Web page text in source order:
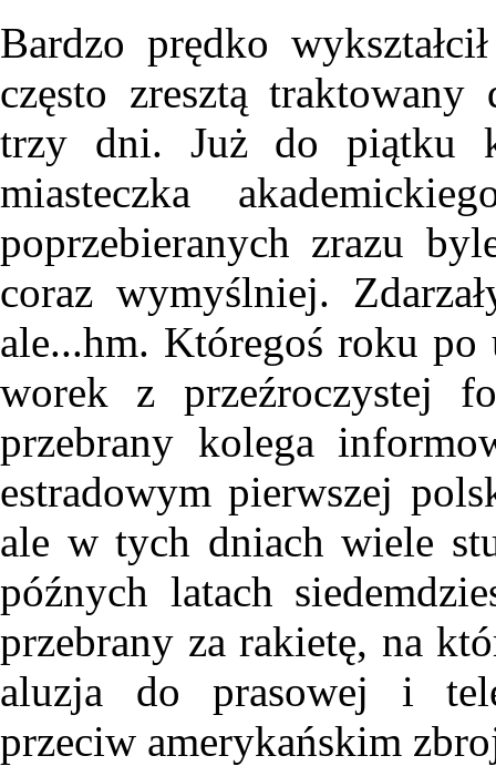
Bardzo prędko
często zresztą traktowany
trzy dni. Już do piątku
miasteczka
poprzebieranych zrazu
coraz wymyślniej.
ale...hm. Któregoś roku po
worek z przeźroczystej
przebrany kolega
estradowym pierwszej
ale w tych dniach wiele
późnych latach
przebrany za rakietę, na
aluzja do prasowej i
przeciw amerykańskim